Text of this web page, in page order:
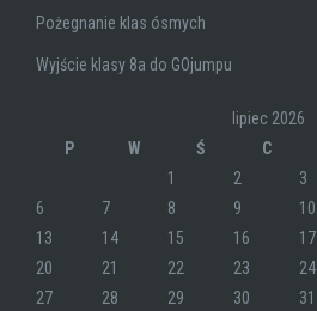
Pożegnanie klas ósmych
Wyjście klasy 8a do GOjumpu
lipiec 2026
P
W Ś C
1
2 3
6
7 8 9 10
13
14 15 16 17
20
21 22 23 24
27
28 29 30 31